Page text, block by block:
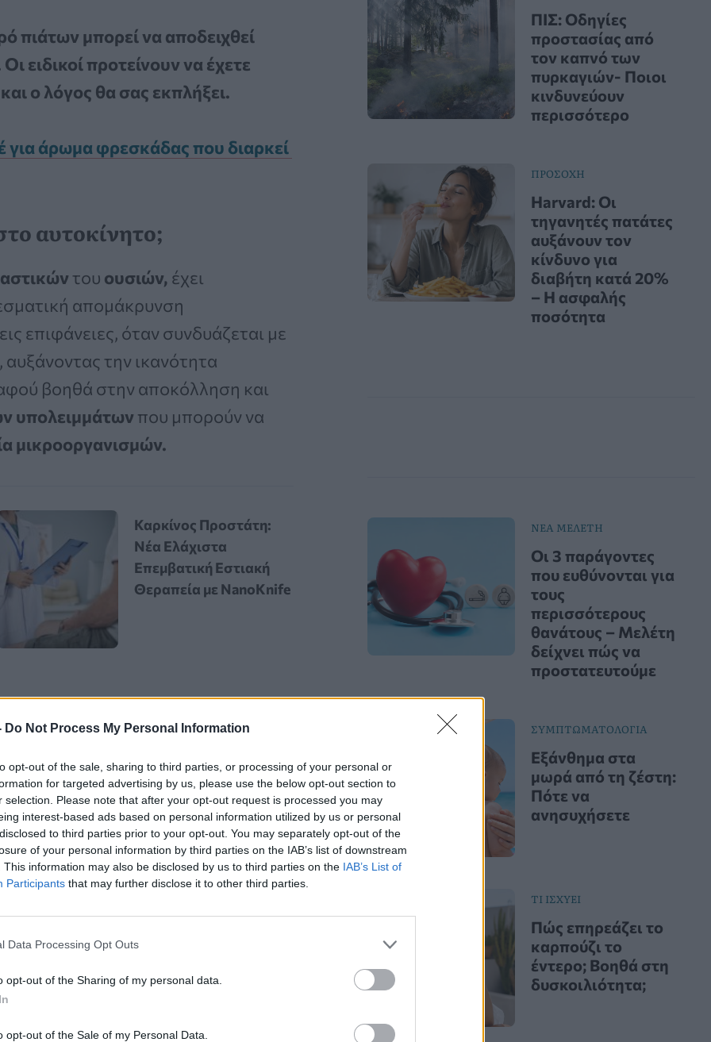
Do Not Process My Personal Information
opt-out of the sale, sharing to third parties, or processing of your personal or
for targeted advertising by us, please use the below opt-out section to
selection. Please note that after your opt-out request is processed you may
interest-based ads based on personal information utilized by us or personal
to third parties prior to your opt-out. You may separately opt-out of the
of your personal information by third parties on the IAB’s list of downstream
This information may also be disclosed by us to third parties on the IAB’s List of
Participants that may further disclose it to other third parties.
Data Processing Opt Outs
opt-out of the Sharing of my personal data.
opt-out of the Sale of my Personal Data.
πιάτων μπορεί να αποδειχθεί
ειδικοί προτείνουν να έχετε
και ο λόγος θα σας εκπλήξει.
άρωμα φρεσκάδας που διαρκεί
αυτοκίνητο;
του ουσιών, έχει
απομάκρυνση
επιφάνειες, όταν συνδυάζεται με
την ικανότητα
βοηθά στην αποκόλληση και
υπολειμμάτων που μπορούν να
μικροοργανισμών.
Καρκίνος Προστάτη:
Νέα Ελάχιστα
Επεμβατική Εστιακή
Θεραπεία με NanoKnife
ο καιρός γίνεται πιο
υγρασίαστα παράθυρα των
Ηυγρασίααρχίζει να γίνεται
στοσπίτιαπό τον Οκτώβριο και
Αυτό οφείλεται στο ότι ο
την κρύα επιφάνεια των
σταγονίδια νερούκαθώς ο
ομίχληήθάμπωμα.
τη διάρκεια της
πράγμα που σημαίνει ότι το
ΠΙΣ: Οδηγίες
προστασίας από
τον καπνό των
πυρκαγιών- Ποιοι
κινδυνεύουν
περισσότερο
ΠΡΟΣΟΧΗ
Harvard: Οι
τηγανητές πατάτες
αυξάνουν τον
κίνδυνο για
διαβήτη κατά 20%
– Η ασφαλής
ποσότητα
ΝΕΑ ΜΕΛΕΤΗ
Οι 3 παράγοντες
που ευθύνονται για
τους
περισσότερους
θανάτους – Μελέτη
δείχνει πώς να
προστατευτούμε
ΣΥΜΠΤΩΜΑΤΟΛΟΓΙΑ
Εξάνθημα στα
μωρά από τη ζέστη:
Πότε να
ανησυχήσετε
ΤΙ ΙΣΧΥΕΙ
Πώς επηρεάζει το
καρπούζι το
έντερο; Βοηθά στη
δυσκοιλιότητα;